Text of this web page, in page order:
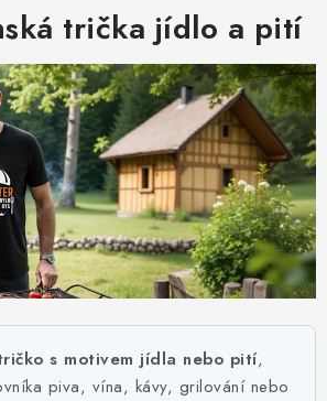
trička jídlo a pití
s motivem jídla nebo pití,
piva, vína, kávy, grilování nebo